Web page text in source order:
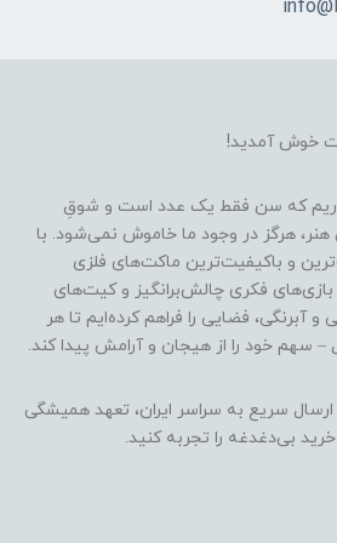
خوش آمدید!
که سن فقط یک عدد است و شوقِ
هرگز در وجود ما خاموش نمی‌شود. با
و باکیفیت‌ترین ماکت‌های فلزی
فکری چالش‌برانگیز و کیت‌های
فضایی را فراهم کرده‌ایم تا هر
سهم خود را از هیجان و آرامش پیدا کند.
ارسال سریع به سراسر ایران، تعهد همیشگی
بی‌دغدغه را تجربه کنید.